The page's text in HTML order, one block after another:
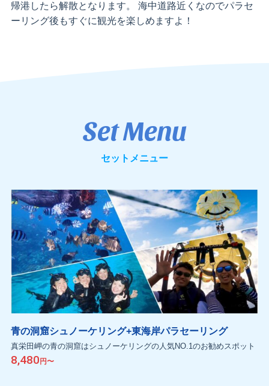
帰港したら解散となります。 海中道路近くなのでパラセ
ーリング後もすぐに観光を楽しめますよ！
Set Menu
セットメニュー
青の洞窟シュノーケリング+東海岸パラセーリング
真栄田岬の青の洞窟はシュノーケリングの人気NO.1のお勧めスポット
8,480